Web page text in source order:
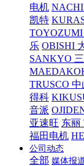
电机
凯特
乐 OBISHI
SANKYO
TRUSCO 中
得科
音派
亚速旺 东丽
福田电机
公司动态
全部 媒体报